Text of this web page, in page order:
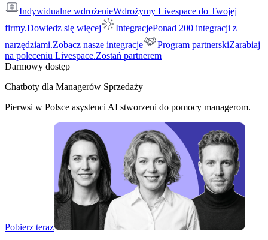
Indywidualne wdrożenieWdrożymy Livespace do Twojej
firmy.Dowiedz się więcej IntegracjePonad 200 integracji z
narzędziami.Zobacz nasze integracje Program partnerskiZarabiaj
na poleceniu Livespace.Zostań partnerem
Darmowy dostęp
Chatboty dla Managerów Sprzedaży
Pierwsi w Polsce asystenci AI stworzeni do pomocy managerom.
Pobierz teraz